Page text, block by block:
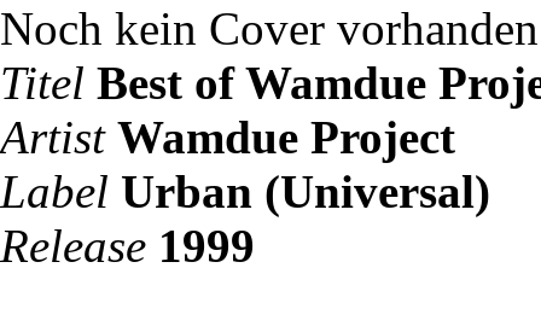
Noch kein Cover vorhanden
Titel Best of Wamdue
Artist Wamdue Project
Label Urban (Universal)
Release 1999